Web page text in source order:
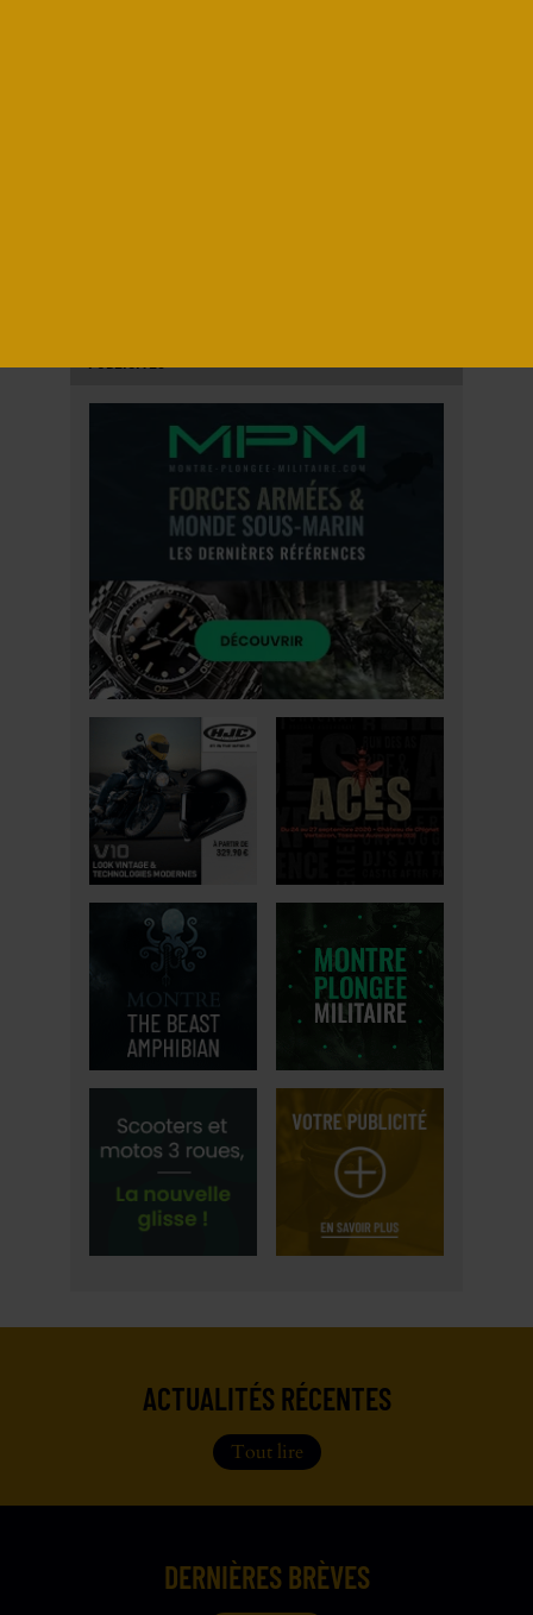
ACTUALITÉS RÉCENTES
Tout lire
DERNIÈRES BRÈVES